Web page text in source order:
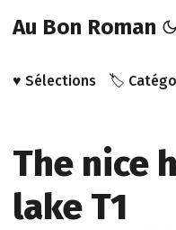
Au Bon Roman
♥️ Sélections 🏷️
The nice
lake T1